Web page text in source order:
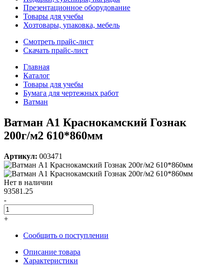
Презентационное оборудование
Товары для учебы
Хозтовары, упаковка, мебель
Смотреть прайс-лист
Скачать прайс-лист
Главная
Каталог
Товары для учебы
Бумага для чертежных работ
Ватман
Ватман А1 Краснокамский Гознак
200г/м2 610*860мм
Артикул: 003471
Нет в наличии
93581.25
-
+
Сообщить о поступлении
Описание товара
Характеристики